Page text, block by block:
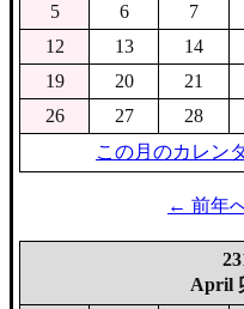
5
6 7
12
13 14
19
20 21
26
27 28
この月のカレン
← 前年
April